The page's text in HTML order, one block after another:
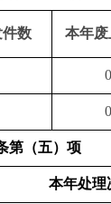
数 本年
0
0
第（五）项
本年处理